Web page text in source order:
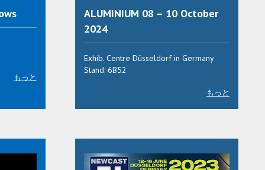
もっと
ALUMINIUM 08 – 10 October
2024
Exhib. Centre Düsseldorf in Germany
Stand: 6B52
もっと